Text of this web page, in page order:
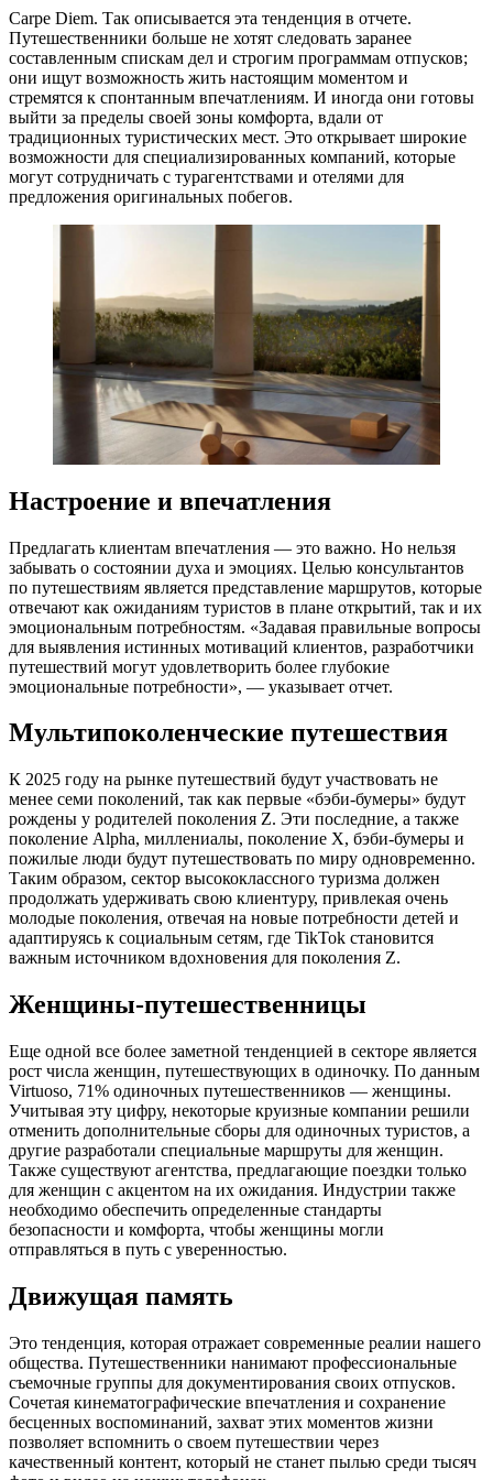
Carpe Diem. Так описывается эта тенденция в отчете.
Путешественники больше не хотят следовать заранее
составленным спискам дел и строгим программам отпусков;
они ищут возможность жить настоящим моментом и
стремятся к спонтанным впечатлениям. И иногда они готовы
выйти за пределы своей зоны комфорта, вдали от
традиционных туристических мест. Это открывает широкие
возможности для специализированных компаний, которые
могут сотрудничать с турагентствами и отелями для
предложения оригинальных побегов.
Настроение и впечатления
Предлагать клиентам впечатления — это важно. Но нельзя
забывать о состоянии духа и эмоциях. Целью консультантов
по путешествиям является представление маршрутов, которые
отвечают как ожиданиям туристов в плане открытий, так и их
эмоциональным потребностям. «Задавая правильные вопросы
для выявления истинных мотиваций клиентов, разработчики
путешествий могут удовлетворить более глубокие
эмоциональные потребности», — указывает отчет.
Мультипоколенческие путешествия
К 2025 году на рынке путешествий будут участвовать не
менее семи поколений, так как первые «бэби-бумеры» будут
рождены у родителей поколения Z. Эти последние, а также
поколение Alpha, миллениалы, поколение X, бэби-бумеры и
пожилые люди будут путешествовать по миру одновременно.
Таким образом, сектор высококлассного туризма должен
продолжать удерживать свою клиентуру, привлекая очень
молодые поколения, отвечая на новые потребности детей и
адаптируясь к социальным сетям, где TikTok становится
важным источником вдохновения для поколения Z.
Женщины-путешественницы
Еще одной все более заметной тенденцией в секторе является
рост числа женщин, путешествующих в одиночку. По данным
Virtuoso, 71% одиночных путешественников — женщины.
Учитывая эту цифру, некоторые круизные компании решили
отменить дополнительные сборы для одиночных туристов, а
другие разработали специальные маршруты для женщин.
Также существуют агентства, предлагающие поездки только
для женщин с акцентом на их ожидания. Индустрии также
необходимо обеспечить определенные стандарты
безопасности и комфорта, чтобы женщины могли
отправляться в путь с уверенностью.
Движущая память
Это тенденция, которая отражает современные реалии нашего
общества. Путешественники нанимают профессиональные
съемочные группы для документирования своих отпусков.
Сочетая кинематографические впечатления и сохранение
бесценных воспоминаний, захват этих моментов жизни
позволяет вспомнить о своем путешествии через
качественный контент, который не станет пылью среди тысяч